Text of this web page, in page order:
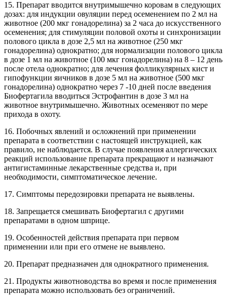
15. Препарат вводится внутримышечно коровам в следующих
дозах: для индукции овуляции перед осеменением по 2 мл на
животное (200 мкг гонадорелина) за 2 часа до искусственного
осеменения; для стимуляции половой охоты и синхронизации
полового цикла в дозе 2,5 мл на животное (250 мкг
гонадорелина) однократно; для нормализации полового цикла
в дозе 1 мл на животное (100 мкг гонадорелина) на 8 – 12 день
после отела однократно; для лечения фолликулярных кист и
гипофункции яичников в дозе 5 мл на животное (500 мкг
гонадорелина) однократно через 7 -10 дней после введения
Биофертагила вводиться Эстрофантин в дозе 3 мл на
животное внутримышечно. Животных осеменяют по мере
прихода в охоту.
16. Побочных явлений и осложнений при применении
препарата в соответствии с настоящей инструкцией, как
правило, не наблюдается. В случае появления аллергических
реакций использование препарата прекращают и назначают
антигистаминные лекарственные средства и, при
необходимости, симптоматическое лечение.
17. Симптомы передозировки препарата не выявлены.
18. Запрещается смешивать Биофертагил с другими
препаратами в одном шприце.
19. Особенностей действия препарата при первом
применении или при его отмене не выявлено.
20. Препарат предназначен для однократного применения.
21. Продукты животноводства во время и после применения
препарата можно использовать без ограничений.